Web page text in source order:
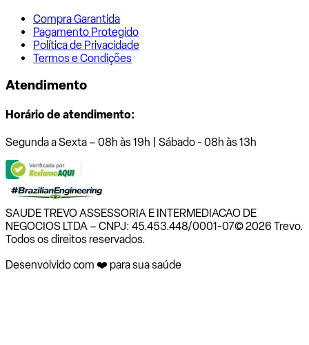
Compra Garantida
Pagamento Protegido
Política de Privacidade
Termos e Condições
Atendimento
Horário de atendimento:
Segunda a Sexta – 08h às 19h | Sábado - 08h às 13h
SAUDE TREVO ASSESSORIA E INTERMEDIACAO DE
NEGOCIOS LTDA – CNPJ: 45.453.448/0001-07© 2026 Trevo.
Todos os direitos reservados.
Desenvolvido com ❤️ para sua saúde